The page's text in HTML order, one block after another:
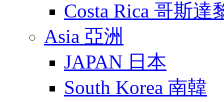
Costa Rica 哥斯達
Asia 亞洲
JAPAN 日本
South Korea 南韓